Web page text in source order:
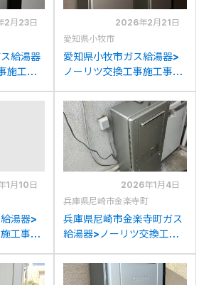
2月23日
給湯器
施工事
リツ
2026年2月21日
愛知県小牧市
愛知県小牧市ガス給湯器>
ノーリツ交換工事施工事
2400AWXからノーリツ
GT-C2472AW BLへの交
換
1月10日
湯器>
工事
ノーリ
BLへの
2026年1月4日
兵庫県尼崎市金楽寺町
兵庫県尼崎市金楽寺町ガス
給湯器>ノーリツ交換工事
C2052SAWXからノーリ
ツGT-C2472AW BLへの